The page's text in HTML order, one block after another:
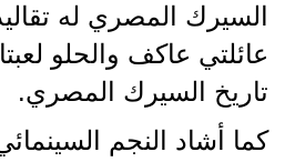
السيرك المصري له
عائلتي عاكف والحلو
تاريخ السيرك المصري.
كما أشاد النجم